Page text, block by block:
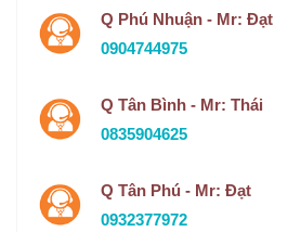
Q Phú Nhuận - Mr: Đạt
0904744975
Q Tân Bình - Mr: Thái
0835904625
Q Tân Phú - Mr: Đạt
0932377972